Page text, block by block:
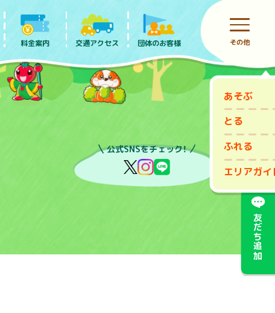
あそぶ
とる
ふれる
エリアガイ
料金案内 交通アクセス 団体のお客様 その他
前売りチケット
友だち追加
公式SNSをチェック！